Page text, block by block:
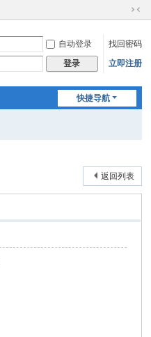
切
到
窄
自动登录
找回密码
登录 立即注册
快捷导航
返回列表